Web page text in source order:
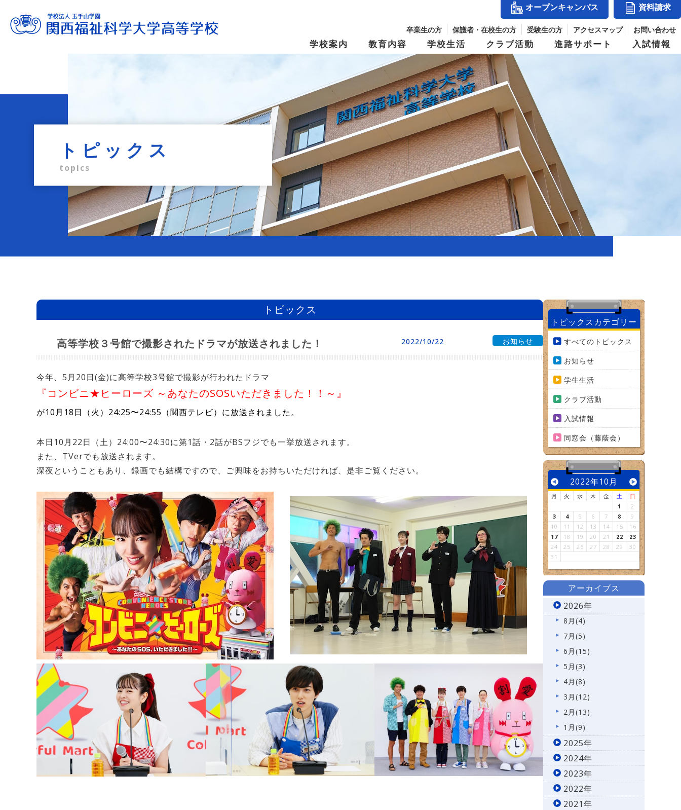
卒業生の方 保護者・在校生の方 受験生の方 アクセスマップ お問い合わせ
オープンキャンパス 資料請求
学校案内
校長からのメッセージ 学園の沿革
キャンパスマップ スクール・ポリシー 玉手山学園紹介
Tama Café （食堂） 夢と志の結実 デジタルパンフレット
動画アーカイブス
教育内容
学習・教育システム 学びの『仕掛け』
特別進学Ⅰコース 特別進学Ⅱコース 進学コース
保育進学コース 卒業生メッセージ
学校生活
年間行事・制服紹介 文化祭 体育祭
修学旅行
クラブ活動 進路サポート
進路指導 進路実績 併設校からめざせる職業と資格
入試情報
生徒募集要項 学費・奨学金 入試結果
資料請求 オープンキャンパス
トピックス
topics
トピックス
高等学校３号館で撮影されたドラマが放送されました！ 2022/10/22 お知らせ
今年、5月20日(金)に高等学校3号館で撮影が行われたドラマ
『コンビニ★ヒーローズ ～あなたのSOSいただきました！！～』
が10月18日（火）24:25〜24:55（関西テレビ）に放送されました。
本日10月22日（土）24:00〜24:30に第1話・2話がBSフジでも一挙放送されます。
また、TVerでも放送されます。
深夜ということもあり、録画でも結構ですので、ご興味をお持ちいただければ、是非ご覧ください。
トピックスカテゴリー
すべてのトピックス
お知らせ
学生生活
クラブ活動
入試情報
同窓会（藤蔭会）
2022年10月
月 火 水 木 金 土
日
1
2
3
4 5 6 7 8
9
10
11 12 13 14 15
16
17
18 19 20 21 22
23
24
25 26 27 28 29
30
31
アーカイブス
2026年
8月(4)
7月(5)
6月(15)
5月(3)
4月(8)
3月(12)
2月(13)
1月(9)
2025年
2024年
2023年
2022年
2021年